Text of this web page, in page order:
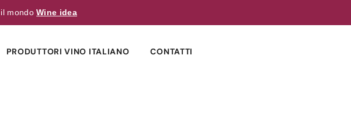
il mondoWine idea
PRODUTTORI VINO ITALIANO CONTATTI